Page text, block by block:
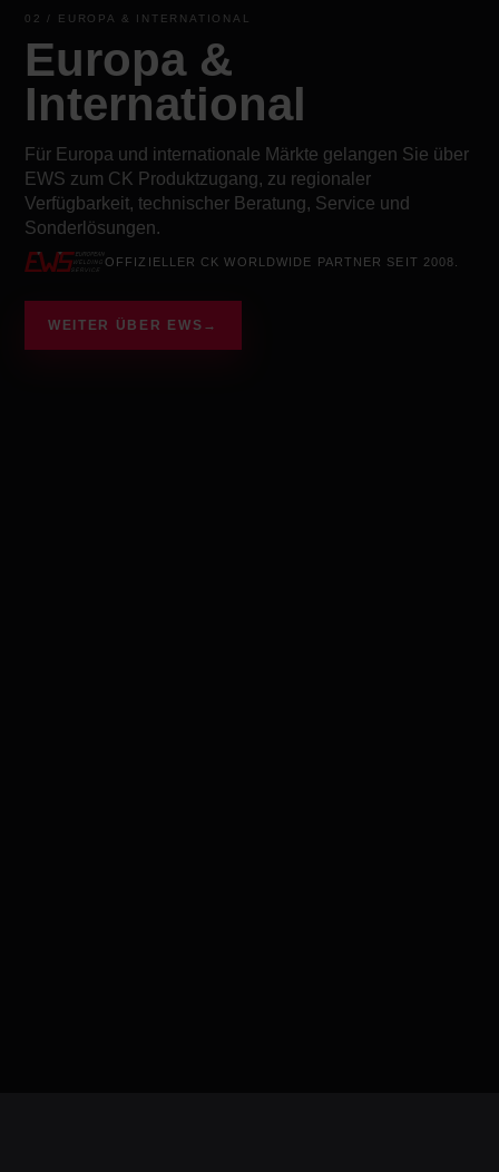
02 / EUROPA & INTERNATIONAL
Europa &
International
Für Europa und internationale Märkte gelangen Sie über
EWS zum CK Produktzugang, zu regionaler
Verfügbarkeit, technischer Beratung, Service und
Sonderlösungen.
OFFIZIELLER CK WORLDWIDE PARTNER SEIT 2008.
WEITER ÜBER EWS →